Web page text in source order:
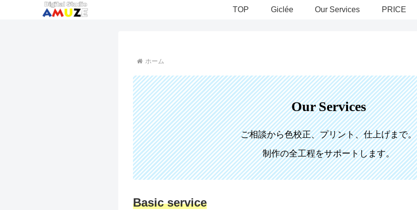
TOP Giclée Our Services PRICE
ホーム
OurServices
ご相談から色校正、プリント、仕上げまで。
制作の全工程をサポートします。
Basic service